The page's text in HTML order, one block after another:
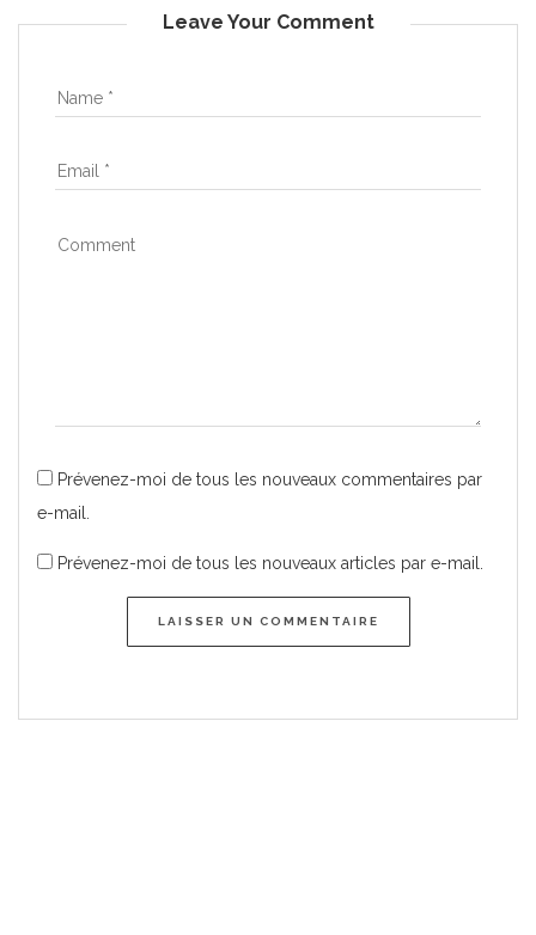
Leave Your Comment
Prévenez-moi de tous les nouveaux commentaires par
e-mail.
Prévenez-moi de tous les nouveaux articles par e-mail.
LAISSER UN COMMENTAIRE